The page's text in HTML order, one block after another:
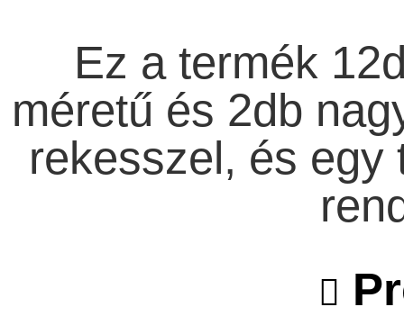
Ez a termék
méretű és 2db
rekesszel, és egy